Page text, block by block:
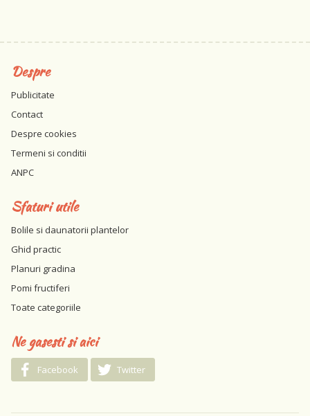
Despre
Publicitate
Contact
Despre cookies
Termeni si conditii
ANPC
Sfaturi utile
Bolile si daunatorii plantelor
Ghid practic
Planuri gradina
Pomi fructiferi
Toate categoriile
Ne gasesti si aici
Facebook Twitter